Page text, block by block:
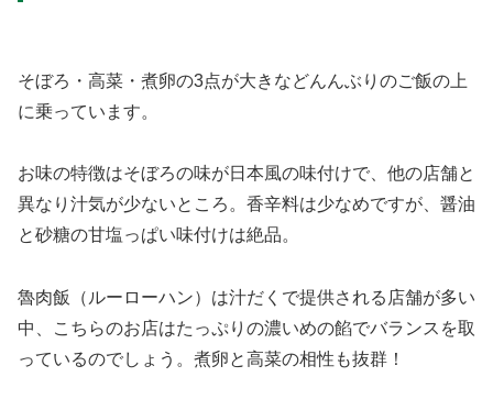
そぼろ・高菜・煮卵の3点が大きなどんんぶりのご飯の上
に乗っています。
お味の特徴はそぼろの味が日本風の味付けで、他の店舗と
異なり汁気が少ないところ。香辛料は少なめですが、醤油
と砂糖の甘塩っぱい味付けは絶品。
魯肉飯（ルーローハン）は汁だくで提供される店舗が多い
中、こちらのお店はたっぷりの濃いめの餡でバランスを取
っているのでしょう。煮卵と高菜の相性も抜群！